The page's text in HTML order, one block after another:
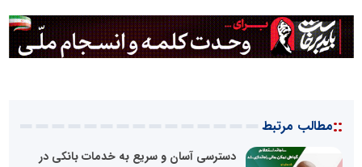
::مطالب مرتبط
دسترسی آسان و سریع به خدمات بانکی در